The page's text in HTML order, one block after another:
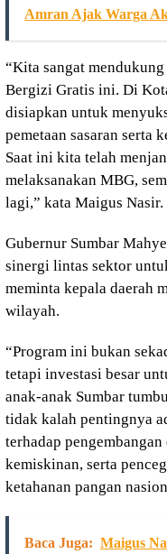
Amran Ajak Warga
“Kita sangat
Bergizi Gratis ini. Di
disiapkan untuk
pemetaan sasaran serta
Saat ini kita telah
melaksanakan MBG,
lagi,” kata Maigus Nasir.
Gubernur Sumbar
sinergi lintas sektor
meminta kepala daerah
wilayah.
“Program ini bukan
tetapi investasi besar
anak-anak Sumbar
tidak kalah pentingnya
terhadap
kemiskinan, serta
ketahanan pangan
Baca Juga: Maigus